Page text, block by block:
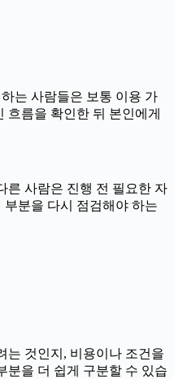
는 사람들은 보통 이용 가
름을 확인한 뒤 본인에게
른 사람은 진행 전 필요한 자
부분을 다시 점검해야 하는
는 것인지, 비용이나 조건을
분을 더 쉽게 구분할 수 있습